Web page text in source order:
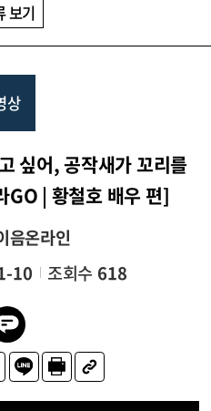
보기
상
싶어, 공작새가 꼬리를
GO | 황철호 배우 편]
음온라인
10 조회수 618